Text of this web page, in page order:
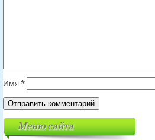
Имя *
Меню сайта